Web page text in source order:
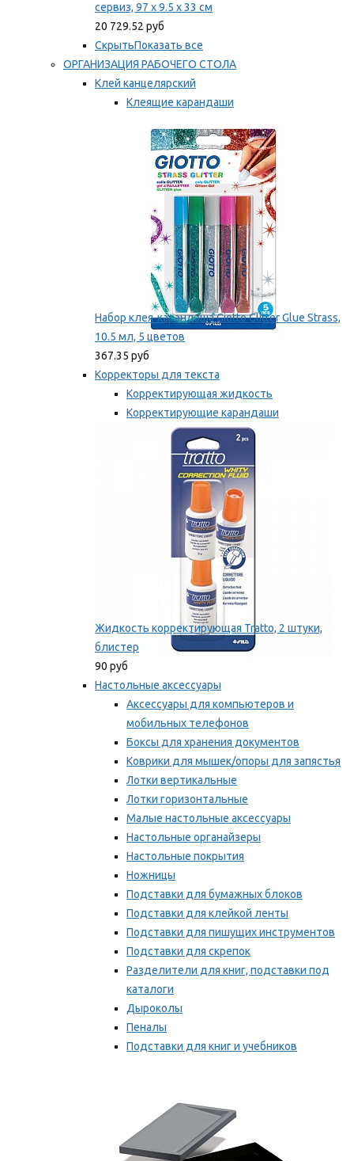
сервиз, 97 x 9.5 x 33 см
20 729.52 руб
СкрытьПоказать все
ОРГАНИЗАЦИЯ РАБОЧЕГО СТОЛА
Клей канцелярский
Клеящие карандаши
Мы рекомендуем
Набор клея-карандаша Giotto Glitter Glue Strass,
10.5 мл, 5 цветов
367.35 руб
Корректоры для текста
Корректирующая жидкость
Корректирующие карандаши
Корректирующие ленты
Мы рекомендуем
Жидкость корректирующая Tratto, 2 штуки,
блистер
90 руб
Настольные аксессуары
Аксессуары для компьютеров и
мобильных телефонов
Боксы для хранения документов
Коврики для мышек/опоры для запястья
Лотки вертикальные
Лотки горизонтальные
Малые настольные аксессуары
Настольные органайзеры
Настольные покрытия
Ножницы
Подставки для бумажных блоков
Подставки для клейкой ленты
Подставки для пишущих инструментов
Подставки для скрепок
Разделители для книг, подставки под
каталоги
Дыроколы
Пеналы
Подставки для книг и учебников